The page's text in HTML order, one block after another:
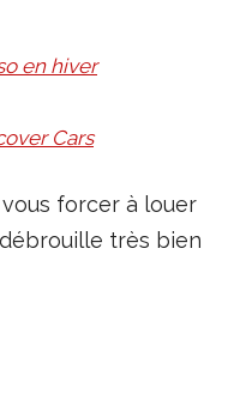
en hiver
Cars
forcer à louer
très bien